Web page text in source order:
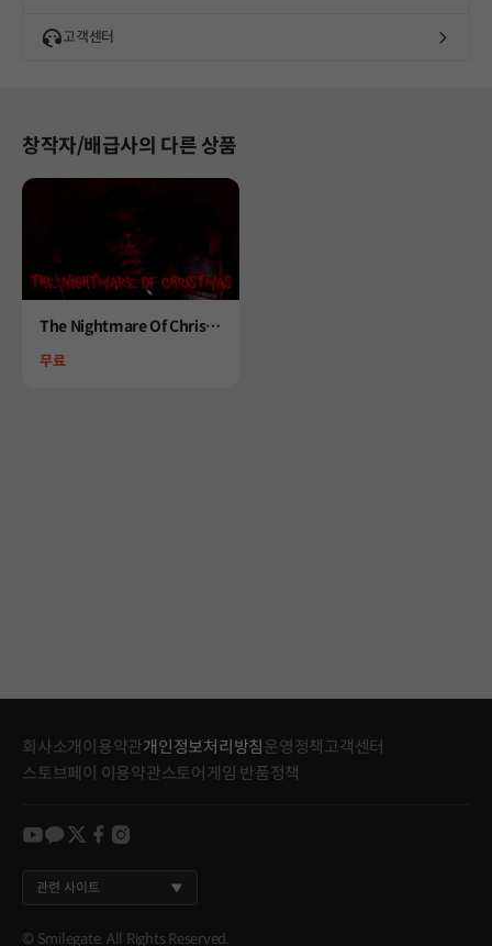
고객센터
창작자/배급사의 다른 상품
Product
The Nightmare Of Christ
Price
무료
회사소개 이용약관개인정보처리방침 운영정책고객센터
스토브페이 이용약관스토어게임 반품정책
youtube
kakao
twitter
facebook
instagram
관련 사이트
© Smilegate. All Rights Reserved.